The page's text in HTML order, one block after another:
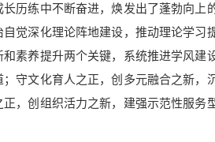
历练中不断奋进，焕发出了蓬勃向上
觉深化理论阵地建设，推动理论学习
素养提升两个关键，系统推进学风建
守文化育人之正，创多元融合之新，
，创组织活力之新，建强示范性服务